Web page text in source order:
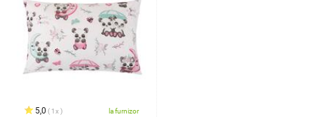
5,0 1x la furnizor